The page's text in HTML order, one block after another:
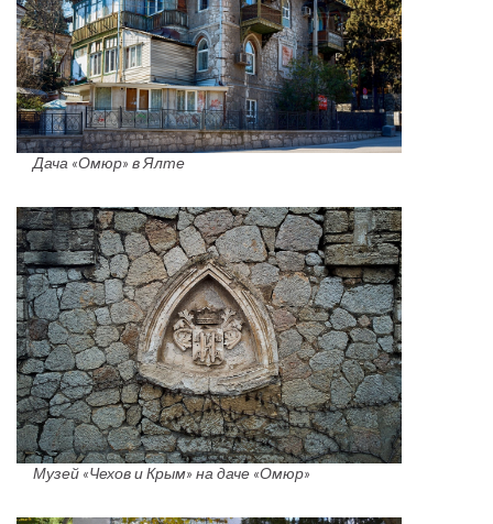
Дача «Омюр» в Ялте
Музей «Чехов и Крым» на даче «Омюр»